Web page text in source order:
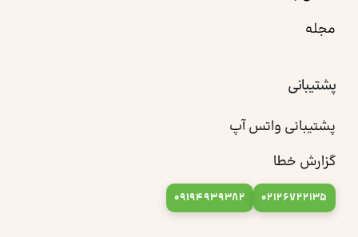
مجله
پشتیبانی
پشتیبانی واتس آپ
گزارش خطا
02126722135
09194939382